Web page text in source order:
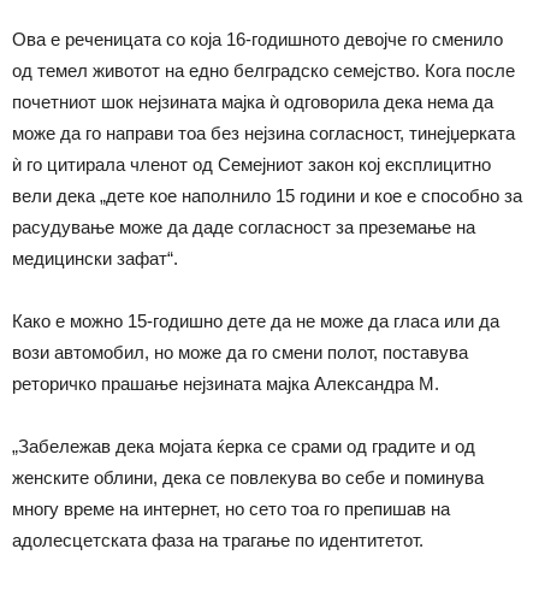
Ова е реченицата со која 16-годишното девојче го сменило
од темел животот на едно белградско семејство. Кога после
почетниот шок нејзината мајка ѝ одговорила дека нема да
може да го направи тоа без нејзина согласност, тинејџерката
ѝ го цитирала членот од Семејниот закон кој експлицитно
вели дека „дете кое наполнило 15 години и кое е способно за
расудување може да даде согласност за преземање на
медицински зафат“.
Како е можно 15-годишно дете да не може да гласа или да
вози автомобил, но може да го смени полот, поставува
реторичко прашање нејзината мајка Александра М.
„Забележав дека мојата ќерка се срами од градите и од
женските облини, дека се повлекува во себе и поминува
многу време на интернет, но сето тоа го препишав на
адолесцетската фаза на трагање по идентитетот.